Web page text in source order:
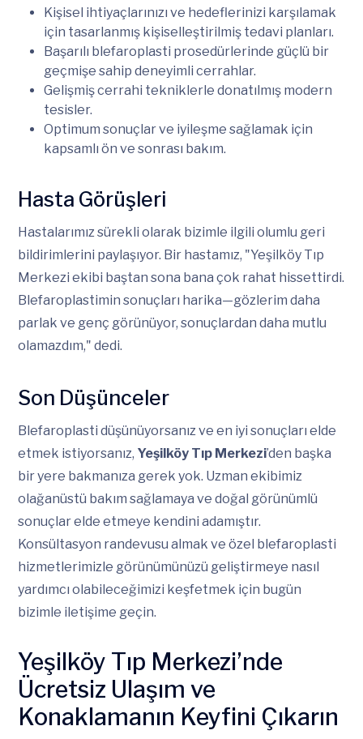
Kişisel ihtiyaçlarınızı ve hedeflerinizi karşılamak
için tasarlanmış kişiselleştirilmiş tedavi planları.
Başarılı blefaroplasti prosedürlerinde güçlü bir
geçmişe sahip deneyimli cerrahlar.
Gelişmiş cerrahi tekniklerle donatılmış modern
tesisler.
Optimum sonuçlar ve iyileşme sağlamak için
kapsamlı ön ve sonrası bakım.
Hasta Görüşleri
Hastalarımız sürekli olarak bizimle ilgili olumlu geri
bildirimlerini paylaşıyor. Bir hastamız, "Yeşilköy Tıp
Merkezi ekibi baştan sona bana çok rahat hissettirdi.
Blefaroplastimin sonuçları harika—gözlerim daha
parlak ve genç görünüyor, sonuçlardan daha mutlu
olamazdım," dedi.
Son Düşünceler
Blefaroplasti düşünüyorsanız ve en iyi sonuçları elde
etmek istiyorsanız, Yeşilköy Tıp Merkezi’den başka
bir yere bakmanıza gerek yok. Uzman ekibimiz
olağanüstü bakım sağlamaya ve doğal görünümlü
sonuçlar elde etmeye kendini adamıştır.
Konsültasyon randevusu almak ve özel blefaroplasti
hizmetlerimizle görünümünüzü geliştirmeye nasıl
yardımcı olabileceğimizi keşfetmek için bugün
bizimle iletişime geçin.
Yeşilköy Tıp Merkezi’nde
Ücretsiz Ulaşım ve
Konaklamanın Keyfini Çıkarın